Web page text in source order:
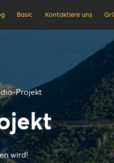
Basic Kontaktiere uns
Projekt
wird!